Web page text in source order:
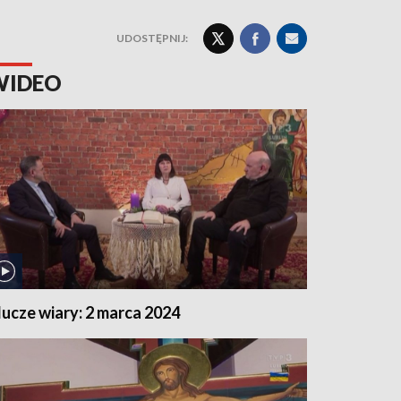
UDOSTĘPNIJ:
wiary: 2 marca 2024